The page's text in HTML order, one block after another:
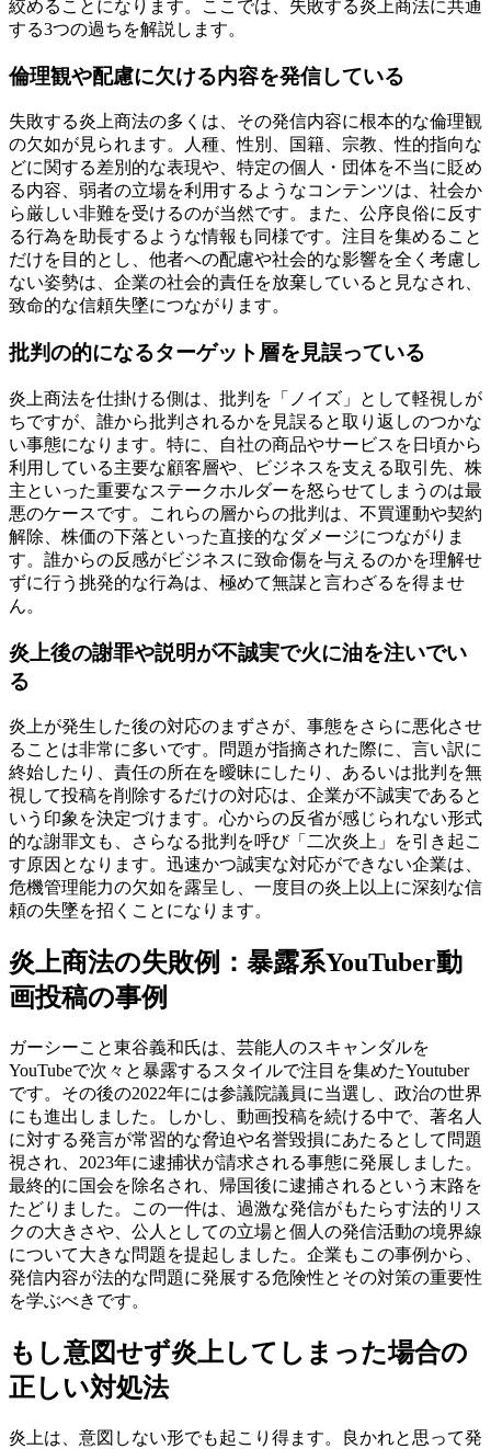
絞めることになります。ここでは、失敗する炎上商法に共通
する3つの過ちを解説します。
倫理観や配慮に欠ける内容を発信している
失敗する炎上商法の多くは、その発信内容に根本的な倫理観
の欠如が見られます。人種、性別、国籍、宗教、性的指向な
どに関する差別的な表現や、特定の個人・団体を不当に貶め
る内容、弱者の立場を利用するようなコンテンツは、社会か
ら厳しい非難を受けるのが当然です。また、公序良俗に反す
る行為を助長するような情報も同様です。注目を集めること
だけを目的とし、他者への配慮や社会的な影響を全く考慮し
ない姿勢は、企業の社会的責任を放棄していると見なされ、
致命的な信頼失墜につながります。
批判の的になるターゲット層を見誤っている
炎上商法を仕掛ける側は、批判を「ノイズ」として軽視しが
ちですが、誰から批判されるかを見誤ると取り返しのつかな
い事態になります。特に、自社の商品やサービスを日頃から
利用している主要な顧客層や、ビジネスを支える取引先、株
主といった重要なステークホルダーを怒らせてしまうのは最
悪のケースです。これらの層からの批判は、不買運動や契約
解除、株価の下落といった直接的なダメージにつながりま
す。誰からの反感がビジネスに致命傷を与えるのかを理解せ
ずに行う挑発的な行為は、極めて無謀と言わざるを得ませ
ん。
炎上後の謝罪や説明が不誠実で火に油を注いでい
る
炎上が発生した後の対応のまずさが、事態をさらに悪化させ
ることは非常に多いです。問題が指摘された際に、言い訳に
終始したり、責任の所在を曖昧にしたり、あるいは批判を無
視して投稿を削除するだけの対応は、企業が不誠実であると
いう印象を決定づけます。心からの反省が感じられない形式
的な謝罪文も、さらなる批判を呼び「二次炎上」を引き起こ
す原因となります。迅速かつ誠実な対応ができない企業は、
危機管理能力の欠如を露呈し、一度目の炎上以上に深刻な信
頼の失墜を招くことになります。
炎上商法の失敗例：暴露系YouTuber動
画投稿の事例
ガーシーこと東谷義和氏は、芸能人のスキャンダルを
YouTubeで次々と暴露するスタイルで注目を集めたYoutuber
です。その後の2022年には参議院議員に当選し、政治の世界
にも進出しました。しかし、動画投稿を続ける中で、著名人
に対する発言が常習的な脅迫や名誉毀損にあたるとして問題
視され、2023年に逮捕状が請求される事態に発展しました。
最終的に国会を除名され、帰国後に逮捕されるという末路を
たどりました。この一件は、過激な発信がもたらす法的リス
クの大きさや、公人としての立場と個人の発信活動の境界線
について大きな問題を提起しました。企業もこの事例から、
発信内容が法的な問題に発展する危険性とその対策の重要性
を学ぶべきです。
もし意図せず炎上してしまった場合の
正しい対処法
炎上は、意図しない形でも起こり得ます。良かれと思って発